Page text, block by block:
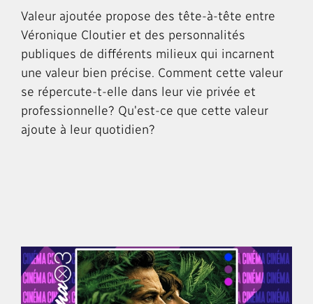
Valeur ajoutée propose des tête-à-tête entre
Véronique Cloutier et des personnalités
publiques de différents milieux qui incarnent
une valeur bien précise. Comment cette valeur
se répercute-t-elle dans leur vie privée et
professionnelle? Qu'est-ce que cette valeur
ajoute à leur quotidien?